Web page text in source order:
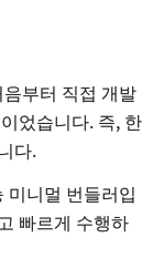
부터 직접 개발
었습니다. 즉, 한
다.
니멀 번들러입
빠르게 수행하